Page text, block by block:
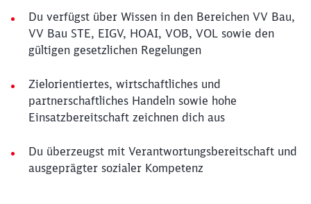
Du verfügst über Wissen in den Bereichen VV Bau,
VV Bau STE, EIGV, HOAI, VOB, VOL sowie den
gültigen gesetzlichen Regelungen
Zielorientiertes, wirtschaftliches und
partnerschaftliches Handeln sowie hohe
Einsatzbereitschaft zeichnen dich aus
Du überzeugst mit Verantwortungsbereitschaft und
ausgeprägter sozialer Kompetenz